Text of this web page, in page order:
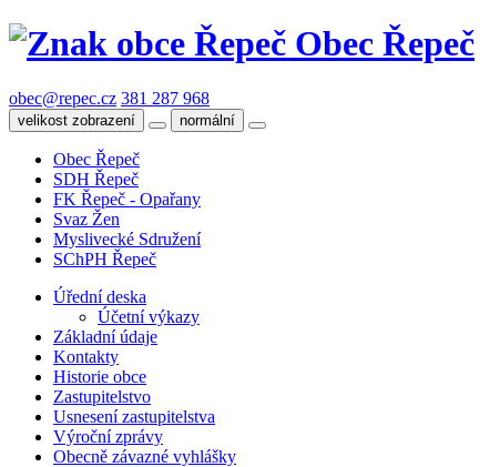
Obec Řepeč
obec@repec.cz 381 287 968
velikost zobrazení normální
Obec Řepeč
SDH Řepeč
FK Řepeč - Opařany
Svaz Žen
Myslivecké Sdružení
SChPH Řepeč
Úřední deska
Účetní výkazy
Základní údaje
Kontakty
Historie obce
Zastupitelstvo
Usnesení zastupitelstva
Výroční zprávy
Obecně závazné vyhlášky